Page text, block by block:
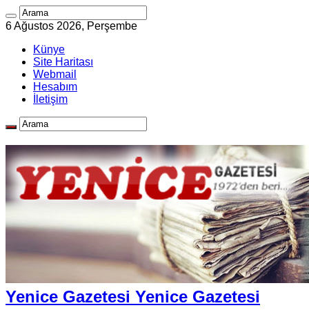
6 Ağustos 2026, Perşembe
Künye
Site Haritası
Webmail
Hesabım
İletişim
Yenice Gazetesi Yenice Gazetesi